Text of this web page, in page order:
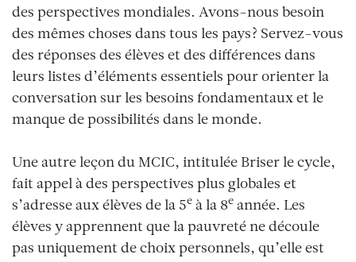
des perspectives mondiales. Avons-nous besoin
des mêmes choses dans tous les pays? Servez-vous
des réponses des élèves et des différences dans
leurs listes d’éléments essentiels pour orienter la
conversation sur les besoins fondamentaux et le
manque de possibilités dans le monde.
Une autre leçon du MCIC, intitulée Briser le cycle,
fait appel à des perspectives plus globales et
s’adresse aux élèves de la 5e à la 8e année. Les
élèves y apprennent que la pauvreté ne découle
pas uniquement de choix personnels, qu’elle est